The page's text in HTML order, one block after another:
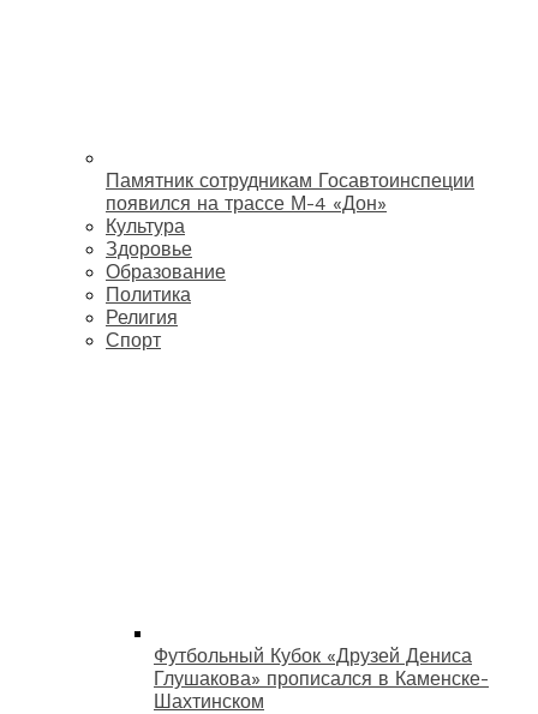
Памятник сотрудникам Госавтоинспеции
появился на трассе М-4 «Дон»
Культура
Здоровье
Образование
Политика
Религия
Спорт
Футбольный Кубок «Друзей Дениса
Глушакова» прописался в Каменске-
Шахтинском